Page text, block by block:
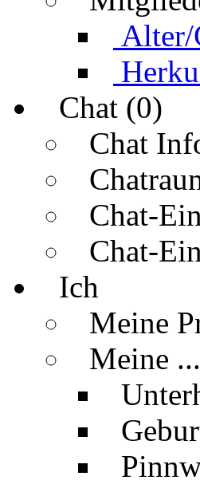
Alter/
Chat (0)
Chat
Chat-
Chat-
Ich
Meine
Meine